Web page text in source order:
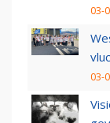
03-
03-